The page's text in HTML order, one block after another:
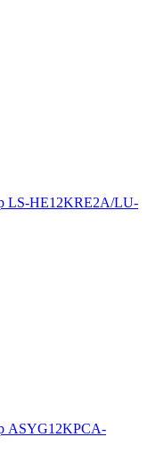
LS-HE12KRE2A/LU-
ASYG12KPCA-